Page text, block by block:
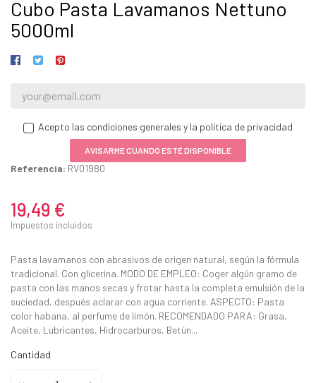
Cubo Pasta Lavamanos Nettuno
5000ml
Acepto las condiciones generales y la política de privacidad
AVISARME CUANDO ESTÉ DISPONIBLE
Referencia: RV01980
19,49 €
Impuestos incluidos
Pasta lavamanos con abrasivos de origen natural, según la fórmula
tradicional. Con glicerina. MODO DE EMPLEO: Coger algún gramo de
pasta con las manos secas y frotar hasta la completa emulsión de la
suciedad, después aclarar con agua corriente. ASPECTO: Pasta
color habana, al perfume de limón. RECOMENDADO PARA: Grasa,
Aceite, Lubricantes, Hidrocarburos, Betún...
Cantidad